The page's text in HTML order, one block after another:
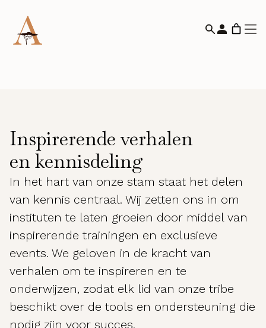
Inspirerende verhalen
en kennisdeling
In het hart van onze stam staat het delen
van kennis centraal. Wij zetten ons in om
instituten te laten groeien door middel van
inspirerende trainingen en exclusieve
events. We geloven in de kracht van
verhalen om te inspireren en te
onderwijzen, zodat elk lid van onze tribe
beschikt over de tools en ondersteuning die
nodig zijn voor succes.